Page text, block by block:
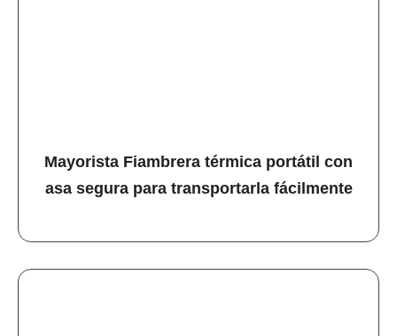
Mayorista Fiambrera térmica portátil con
asa segura para transportarla fácilmente